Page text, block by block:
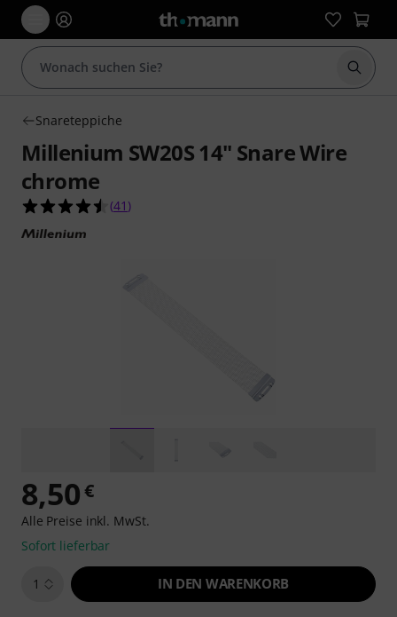
Suche
Snareteppiche
Millenium SW20S 14" Snare Wire
chrome
4.5 von 5 Sternen aus 41 Kundenbewertungen
(41 )
8,50€
Alle Preise inkl. MwSt.
Sofort lieferbar
1 IN DEN WARENKORB